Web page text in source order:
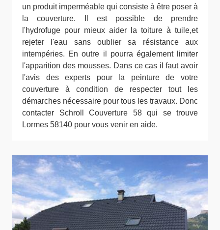
un produit imperméable qui consiste à être poser à
la couverture. Il est possible de prendre
l'hydrofuge pour mieux aider la toiture à tuile,et
rejeter l'eau sans oublier sa résistance aux
intempéries. En outre il pourra également limiter
l'apparition des mousses. Dans ce cas il faut avoir
l'avis des experts pour la peinture de votre
couverture à condition de respecter tout les
démarches nécessaire pour tous les travaux. Donc
contacter Schroll Couverture 58 qui se trouve
Lormes 58140 pour vous venir en aide.